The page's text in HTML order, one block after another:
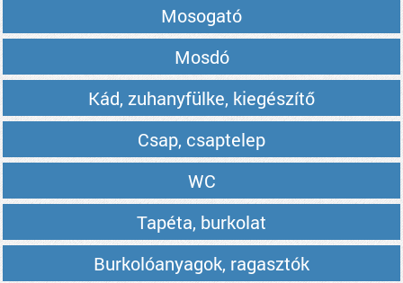
Mosogató
Mosdó
Kád, zuhanyfülke, kiegészítő
Csap, csaptelep
WC
Tapéta, burkolat
Burkolóanyagok, ragasztók